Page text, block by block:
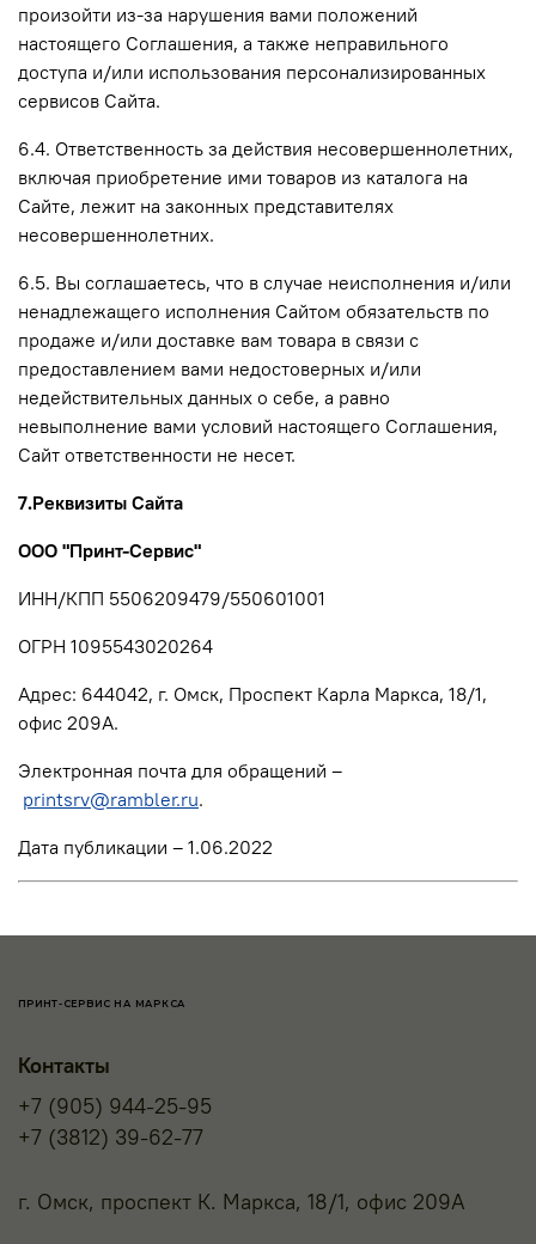
произойти из-за нарушения вами положений
настоящего Соглашения, а также неправильного
доступа и/или использования персонализированных
сервисов Сайта.
6.4. Ответственность за действия несовершеннолетних,
включая приобретение ими товаров из каталога на
Сайте, лежит на законных представителях
несовершеннолетних.
6.5. Вы соглашаетесь, что в случае неисполнения и/или
ненадлежащего исполнения Сайтом обязательств по
продаже и/или доставке вам товара в связи с
предоставлением вами недостоверных и/или
недействительных данных о себе, а равно
невыполнение вами условий настоящего Соглашения,
Сайт ответственности не несет.
7.Реквизиты Сайта
ООО "Принт-Сервис"
ИНН/КПП 5506209479/550601001
ОГРН 1095543020264
Адрес: 644042, г. Омск, Проспект Карла Маркса, 18/1,
офис 209А.
Электронная почта для обращений –
printsrv@rambler.ru.
Дата публикации – 1.06.2022
ПРИНТ-СЕРВИС НА МАРКСА
Контакты
+7 (905) 944-25-95
+7 (3812) 39-62-77
г. Омск, проспект К. Маркса, 18/1, офис 209А